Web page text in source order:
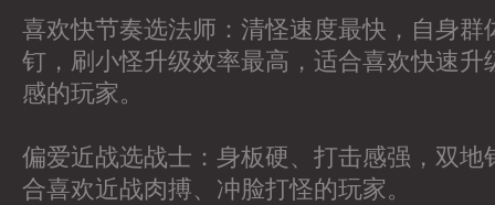
喜欢快节奏选法师：清怪速度最快，自身群
钉，刷小怪升级效率最高，适合喜欢快速升
感的玩家。
偏爱近战选战士：身板硬、打击感强，双地
合喜欢近战肉搏、冲脸打怪的玩家。